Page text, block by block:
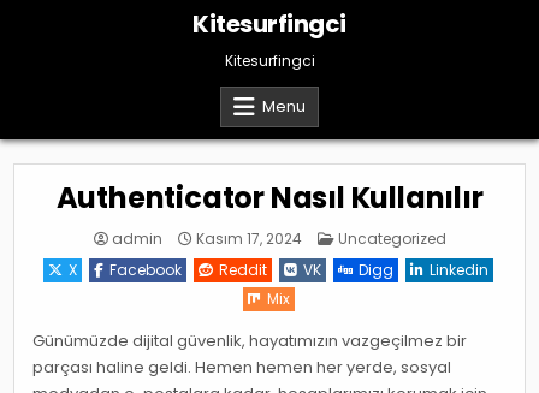
Kitesurfingci
Kitesurfingci
Menu
Authenticator Nasıl Kullanılır
admin Kasım 17, 2024 Posted
Uncategorized
X
Facebook Reddit VK Digg
Linkedin
Mix
Günümüzde dijital güvenlik, hayatımızın vazgeçilmez bir
parçası haline geldi. Hemen hemen her yerde, sosyal